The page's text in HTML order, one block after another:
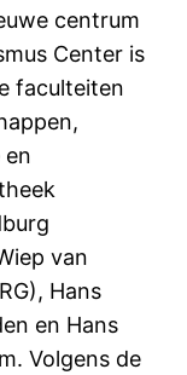
centrum
Center is
faculteiten
en
van
Hans
en Hans
Volgens de